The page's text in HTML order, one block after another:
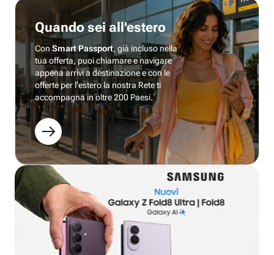
Quando sei all'estero
ConSmart Passport, già incluso nella
tua offerta, puoi chiamare e navigare
appena arrivi a destinazione e con le
offerte per l’estero la nostra Rete ti
accompagna in oltre 200 Paesi.